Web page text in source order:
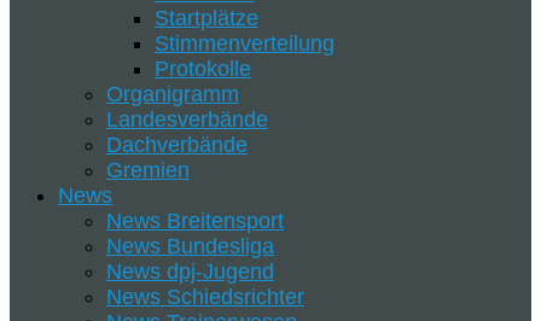
Startplätze
Stimmenverteilung
Protokolle
Organigramm
Landesverbände
Dachverbände
Gremien
News
News Breitensport
News Bundesliga
News dpj-Jugend
News Schiedsrichter